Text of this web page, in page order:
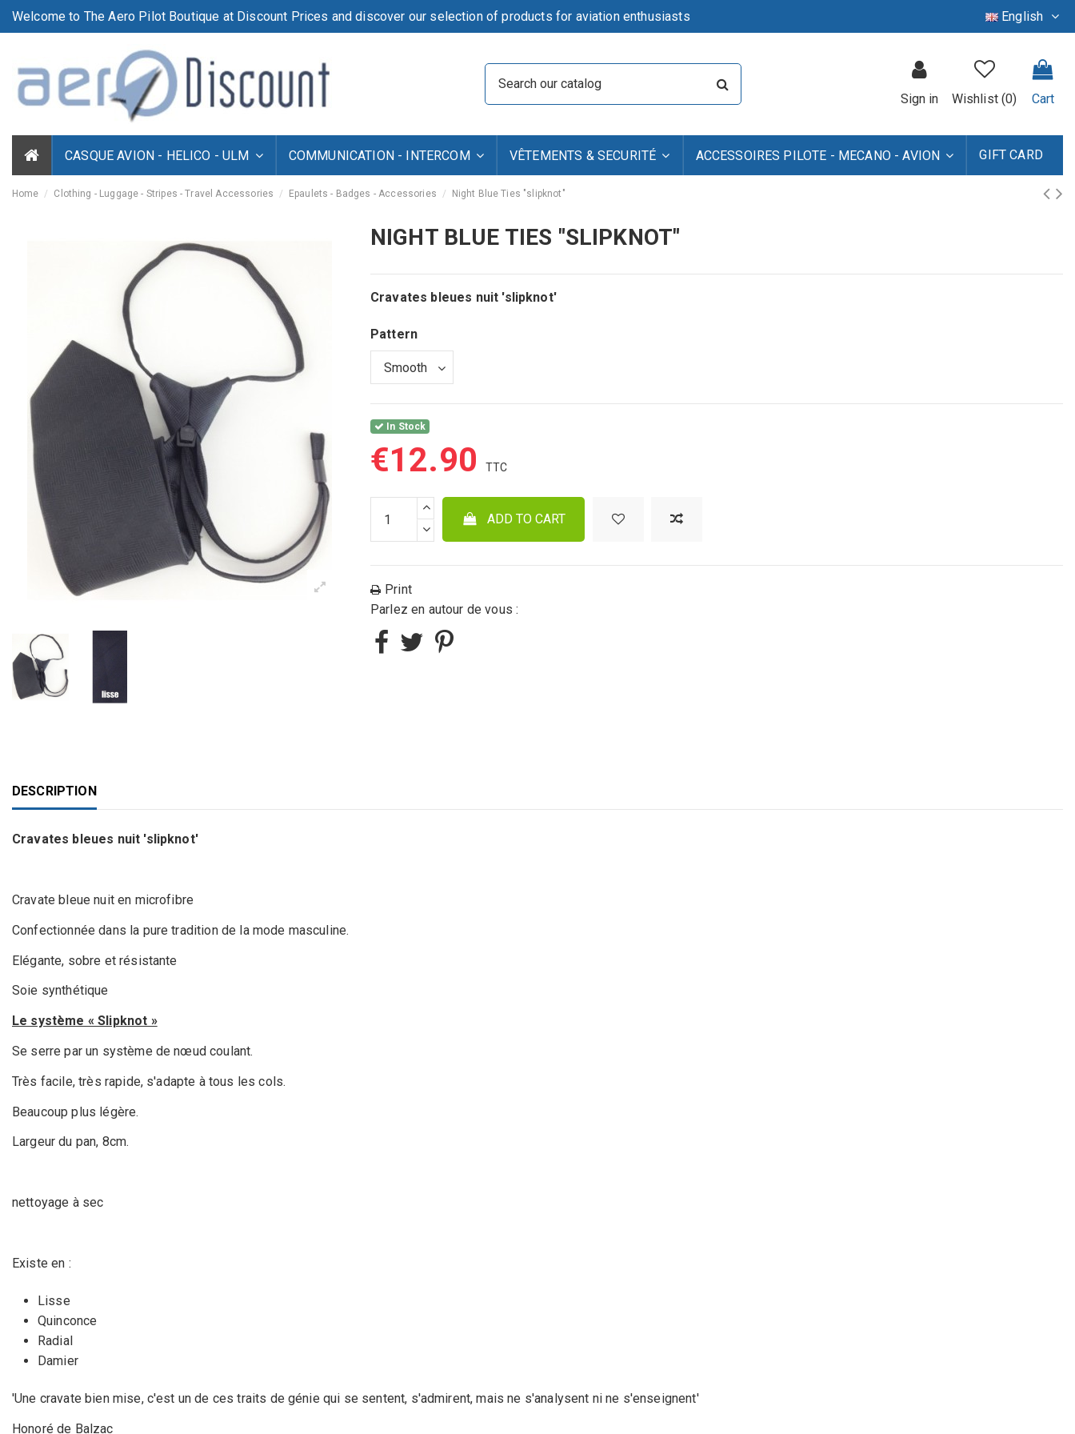
Welcome to The Aero Pilot Boutique at Discount Prices and discover our selection of products for aviation enthusiasts English
Sign in Wishlist (0) Cart
CASQUE AVION - HELICO - ULM COMMUNICATION - INTERCOM VÊTEMENTS & SECURITÉ ACCESSOIRES PILOTE - MECANO - AVION GIFT CARD
Home Clothing - Luggage - Stripes - Travel Accessories Epaulets - Badges - Accessories Night Blue Ties "slipknot"
NIGHT BLUE TIES "SLIPKNOT"
Cravates bleues nuit 'slipknot'
Pattern
In Stock
€12.90
ADD TO CART
Print
Parlez en autour de vous :
DESCRIPTION
Cravates bleues nuit 'slipknot'
Cravate bleue nuit en microfibre
Confectionnée dans la pure tradition de la mode masculine.
Elégante, sobre et résistante
Soie synthétique
Le système « Slipknot »
Se serre par un système de nœud coulant.
Très facile, très rapide, s'adapte à tous les cols.
Beaucoup plus légère.
Largeur du pan, 8cm.
nettoyage à sec
Existe en :
Lisse
Quinconce
Radial
Damier
'Une cravate bien mise, c'est un de ces traits de génie qui se sentent, s'admirent, mais ne s'analysent ni ne s'enseignent'
Honoré de Balzac